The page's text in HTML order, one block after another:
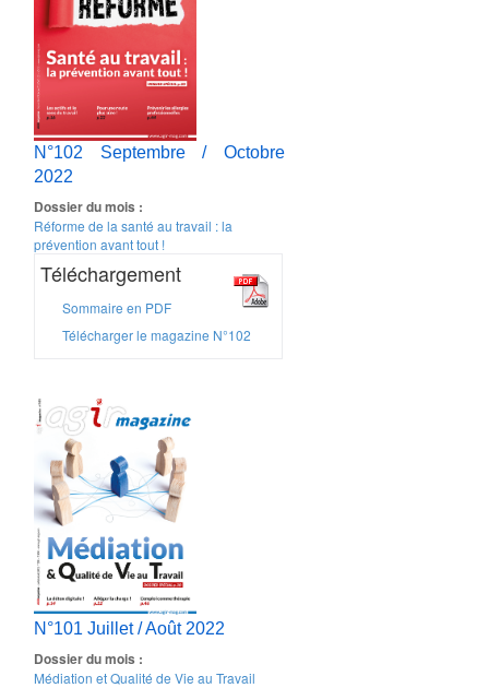
N°102 Septembre / Octobre
2022
Dossier du mois :
Réforme de la santé au travail : la
prévention avant tout !
Téléchargement
Sommaire en PDF
Télécharger le magazine N°102
N°101 Juillet / Août 2022
Dossier du mois :
Médiation et Qualité de Vie au Travail